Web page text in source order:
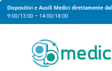
Dispositivi e Ausili Medici direttamente
9:00/13:00 – 14:00/18:00